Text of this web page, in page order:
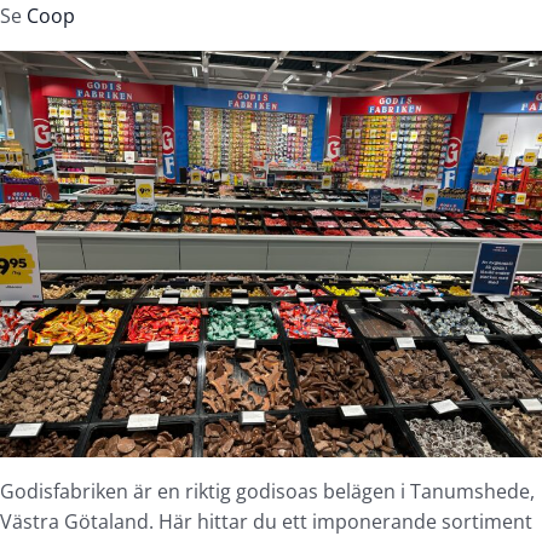
Se Coop
Godisfabriken är en riktig godisoas belägen i Tanumshede,
Västra Götaland. Här hittar du ett imponerande sortiment